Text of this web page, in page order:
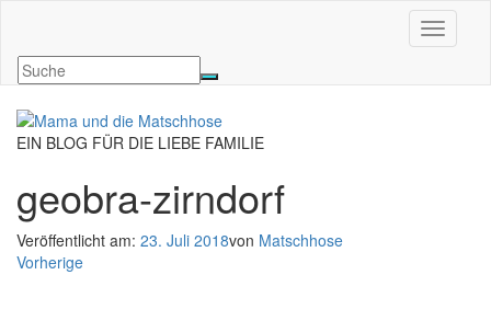
EIN BLOG FÜR DIE LIEBE FAMILIE
geobra-zirndorf
Veröffentlicht am: 23. Juli 2018von Matschhose
Vorherige